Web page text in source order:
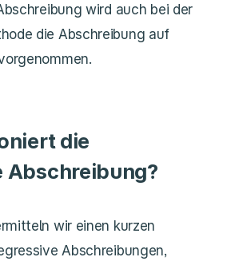
wird auch bei der
die Abschreibung auf
die
Abschreibung?
wir einen kurzen
Abschreibungen,